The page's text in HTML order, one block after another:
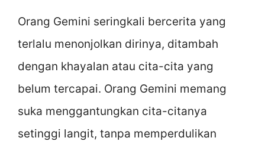
Orang Gemini seringkali bercerita yang
terlalu menonjolkan dirinya, ditambah
dengan khayalan atau cita-cita yang
belum tercapai. Orang Gemini memang
suka menggantungkan cita-citanya
setinggi langit, tanpa memperdulikan